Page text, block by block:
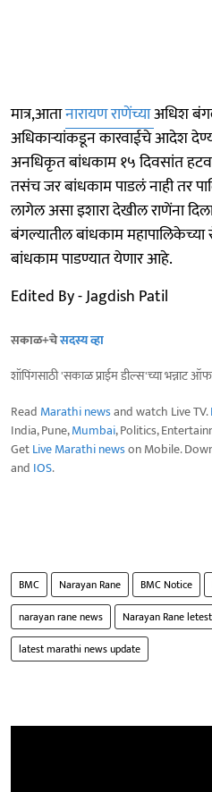
मात्र,आतानारायण राणेंच्याअधिश
अधिकाऱ्यांकडून कारवाईचे आदेश
अनधिकृत बांधकाम १५ दिवसांत
तसंच जर बांधकाम पाडलं नाही तर
लागेल असा इशारा देखील राणेंना
बंगल्यातील बांधकाम
बांधकाम पाडण्यात येणार आहे.
Edited By - Jagdish Patil
सकाळ+चेसदस्य व्हा
शॉपिंगसाठी 'सकाळ प्राईम डील्स'च्या भन्नाट
Read Marathi newsand watch Live TV.
India, Pune,Mumbai, Politics,
GetLive Marathi newson Mobile.
and IOS.
BMC Narayan Rane BMC Notice
narayan rane news
Narayan Rane
latest marathi news update